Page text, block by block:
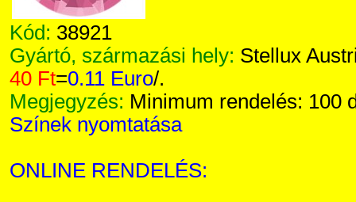
Kód: 38921
Gyártó, származási hely: Stellux
40 Ft=0.11 Euro/.
Megjegyzés: Minimum rendelés: 100
Színek nyomtatása
ONLINE RENDELÉS: